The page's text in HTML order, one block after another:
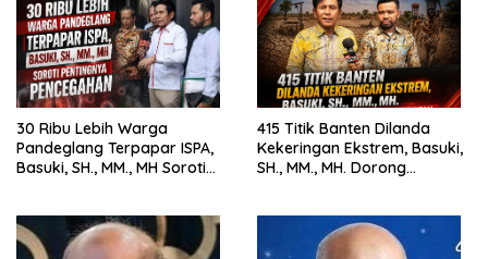
30 Ribu Lebih Warga
Pandeglang Terpapar ISPA,
Basuki, SH., MM., MH Soroti
415 Titik Banten Dilanda
Kekeringan Ekstrem, Basuki,
SH., MM., MH. Dorong